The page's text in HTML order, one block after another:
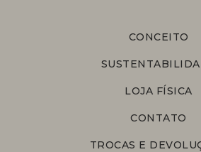
CONCEITO
LOJA FÍSICA
CONTATO
TROCAS E